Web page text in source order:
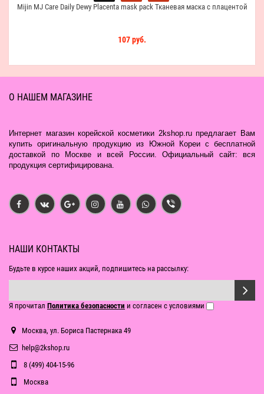
Mijin MJ Care Daily Dewy Placenta mask pack Тканевая маска с плацентой
107 руб.
О НАШЕМ МАГАЗИНЕ
Интернет магазин корейской косметики 2kshop.ru предлагает Вам
купить оригинальную продукцию из Южной Кореи с бесплатной
доставкой по Москве и всей России. Официальный сайт: вся
продукция сертифицирована.
НАШИ КОНТАКТЫ
Будьте в курсе наших акций, подпишитесь на рассылку:
Я прочитал Политика безопасности и согласен с условиями
Москва, ул. Бориса Пастернака 49
help@2kshop.ru
8 (499) 404-15-96
Москва